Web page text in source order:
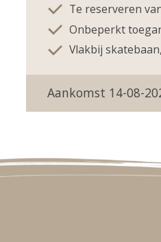
Te reserveren
Onbeperkt
Vlakbij
14-08-